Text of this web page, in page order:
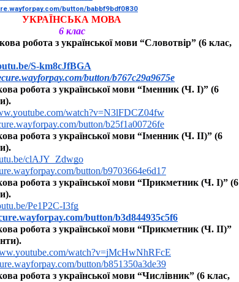
button/babbf9bdf0830
УКРАЇНСЬКА МОВА
6 клас
робота з української мови “Словотвір” (6 клас,
S-km8cJfBGA
button/b767c29a9675e
робота з української мови “Іменник (Ч. І)” (6
watch?v=N3lFDCZ04fw
button/b25f1a00726fe
робота з української мови “Іменник (Ч. ІІ)” (6
clAJY_Zdwgo
button/b9703664e6d17
робота з української мови “Прикметник (Ч. І)” (6
Pe1P2C-I3fg
button/b3d844935c5f6
робота з української мови “Прикметник (Ч. ІІ)”
watch?v=jMcHwNhRFcE
button/b851350a3de39
робота з української мови “Числівник” (6 клас,